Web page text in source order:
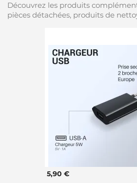
Découvrez les produits
pièces détachées, produits de
5,90 €